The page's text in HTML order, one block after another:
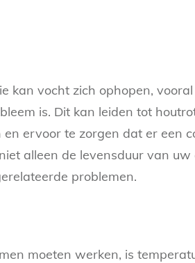
kan vocht zich ophopen,
is. Dit kan leiden tot
ervoor te zorgen dat er een
alleen de levensduur van
problemen.
moeten werken, is